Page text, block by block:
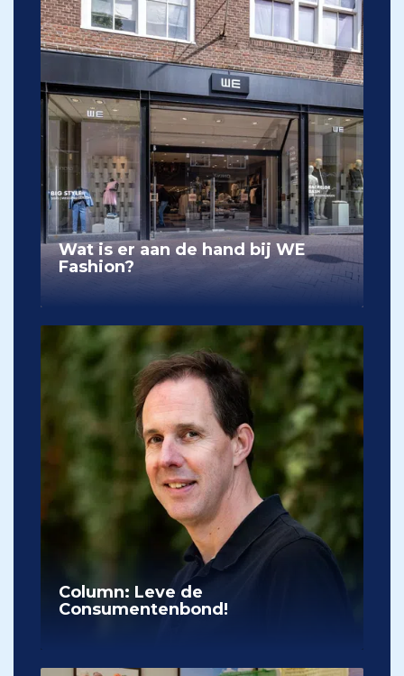
Wat is er aan de hand bij WE
Fashion?
Column: Leve de
Consumentenbond!